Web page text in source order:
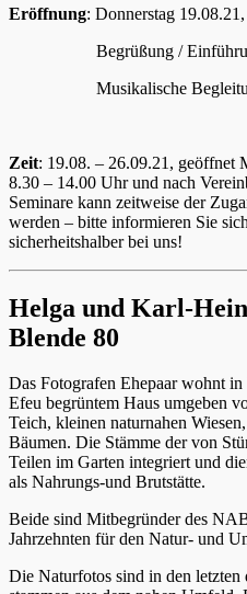
Eröffnung: Donnerstag
Begrüßung /
Musikalische
Zeit: 19.08. – 26.09.21, geöffnet
8.30 – 14.00 Uhr und nach
Seminare kann zeitweise der
werden – bitte informieren Sie
sicherheitshalber bei uns!
Helga und Karl-
Blende 80
Das Fotografen Ehepaar wohnt
Efeu begrüntem Haus umgeben
Teich, kleinen naturnahen
Bäumen. Die Stämme der von
Teilen im Garten integriert und
als Nahrungs-und Brutstätte.
Beide sind Mitbegründer des
Jahrzehnten für den Natur- und
Die Naturfotos sind in den letzten